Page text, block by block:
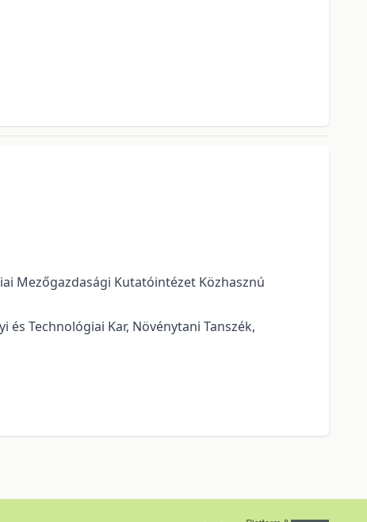
Mezőgazdasági Kutatóintézet Közhasznú
és Technológiai Kar, Növénytani Tanszék,